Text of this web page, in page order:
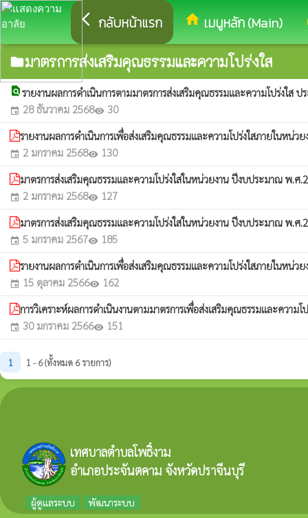
arrow_back_ios กลับหน้าแรก home เมนูหลัก (Main)
folderมาตรการส่งเสริมคุณธรรมและความโปร่งใส
find_in_pageรายงานผลการดำเนินการตามมาตรการส่งเสริมคุณธรรมและความโปร่งใส
event 28 ธันวาคม 2568visibility 30
รายงานผลการดำเนินการเพื่อส่งเสริมคุณธรรมและความโปร่งใสภายในหน่
event 2 มกราคม 2568visibility 130
มาตรการส่งเสริมคุณธรรมและความโปร่งใสในหน่วยงาน ปีงบประมาณ พ.ศ
event 2 มกราคม 2568visibility 127
มาตรการส่งเสริมคุณธรรมและความโปร่งใสในหน่วยงาน ปีงบประมาณ พ.ศ
event 5 มกราคม 2567visibility 185
รายงานผลการดำเนินการเพื่อส่งเสริมคุณธรรมและความโปร่งใสภายในหน่
event 15 ตุลาคม 2566visibility 162
การวิเคราะห์ผลการดำเนินงานตามมาตรการเพื่อส่งเสริมคุณธรรมและความ
event 30 มกราคม 2566visibility 151
1 1 - 6 (ทั้งหมด 6 รายการ)
เทศบาลตำบลโพธิ์งาม
อำเภอประจันตคาม จังหวัดปราจีนบุรี
ผู้ดูแลระบบ พัฒนาระบบ